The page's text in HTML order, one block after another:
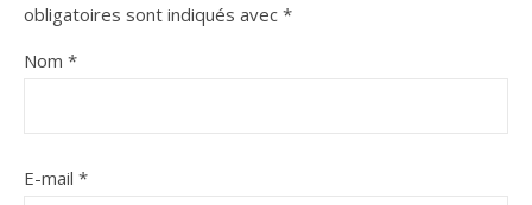
obligatoires sont indiqués avec *
Nom *
E-mail *